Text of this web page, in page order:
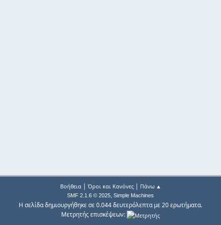
Βοήθεια| Όροι και Κανόνες| Πάνω ▲
SMF 2.1.6 © 2025, Simple Machines
Η σελίδα δημιουργήθηκε σε 0.044 δευτερόλεπτα με 20 ερωτήματα.
Μετρητής επισκέψεων: